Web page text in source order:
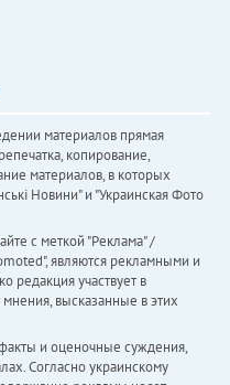
материалов прямая
копирование,
материалов, в которых
Новини" и "Украинская Фото
с меткой "Реклама" /
являются рекламными и
редакция участвует в
мнения, высказанные в этих
и оценочные суждения,
Согласно украинскому